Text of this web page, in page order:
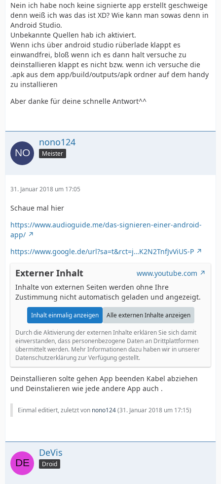
Nein ich habe noch keine signierte app erstellt geschweige
denn weiß ich was das ist XD? Wie kann man sowas denn in
Android Studio.
Unbekannte Quellen hab ich aktiviert.
Wenn ichs über android studio rüberlade klappt es
einwandfrei, bloß wenn ich es dann halt versuche zu
deinstallieren klappt es nicht bzw. wenn ich versuche die
.apk aus dem app/build/outputs/apk ordner auf dem handy
zu installieren
Aber danke für deine schnelle Antwort^^
nono124
Meister
31. Januar 2018 um 17:05
Schaue mal hier
https://www.audioguide.me/das-signieren-einer-android-
app/
https://www.google.de/url?sa=t&rct=j…K2N2TnfJvViUS-P
Externer Inhalt
www.youtube.com
Inhalte von externen Seiten werden ohne Ihre
Zustimmung nicht automatisch geladen und angezeigt.
Inhalt einmalig anzeigen Alle externen Inhalte anzeigen
Durch die Aktivierung der externen Inhalte erklären Sie sich damit
einverstanden, dass personenbezogene Daten an Drittplattformen
übermittelt werden. Mehr Informationen dazu haben wir in unserer
Datenschutzerklärung zur Verfügung gestellt.
Deinstallieren solte gehen App beenden Kabel abziehen
und Deinstalieren wie jede andere App auch .
Einmal editiert, zuletzt von nono124(31. Januar 2018 um 17:15)
DeVis
Droid